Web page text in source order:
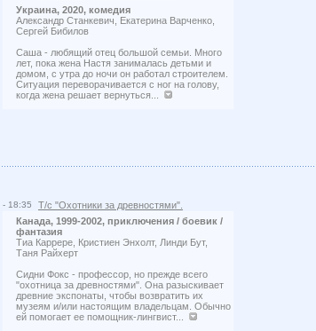
Украина, 2020, комедия
Александр Станкевич, Екатерина Варченко,
Сергей Бибилов
Саша - любящий отец большой семьи. Много
лет, пока жена Настя занималась детьми и
домом, с утра до ночи он работал строителем.
Ситуация переворачивается с ног на голову,
когда жена решает вернуться...
- 18:35
Т/с "Охотники за древностями".
Канада, 1999-2002, приключения / боевик /
фантазия
Тиа Каррере, Кристиен Энхолт, Линди Бут,
Таня Райхерт
Сидни Фокс - профессор, но прежде всего
"охотница за древностями". Она разыскивает
древние экспонаты, чтобы возвратить их
музеям и/или настоящим владельцам. Обычно
ей помогает ее помощник-лингвист...